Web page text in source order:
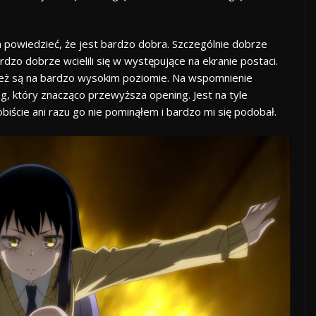
że jest bardzo dobra. Szczególnie dobrze
dobrze wcielili się w występujące na ekranie postaci.
są na bardzo wysokim poziomie. Na wspomnienie
który znacząco przewyższa opening. Jest na tyle
ani razu go nie pominąłem i bardzo mi się podobał.